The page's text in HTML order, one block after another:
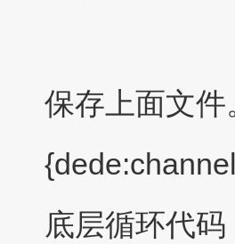
保存上面文
底层循环代码